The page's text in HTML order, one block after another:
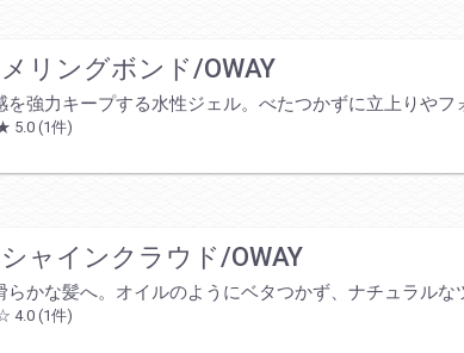
リングボンド/OWAY
を強力キープする水性ジェル。べたつかずに立上りやフ
5.0 (1件)
ャインクラウド/OWAY
らかな髪へ。オイルのようにベタつかず、ナチュラルな
4.0 (1件)